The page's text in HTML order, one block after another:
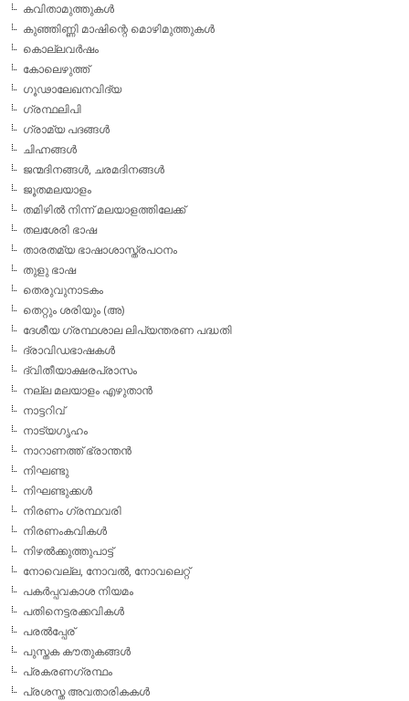
കവിതാമുത്തുകള്‍
കുഞ്ഞിണ്ണി മാഷിന്റെ മൊഴിമുത്തുകള്‍
കൊല്ലവര്‍ഷം
കോലെഴുത്ത്
ഗൂഢാലേഖനവിദ്യ
ഗ്രന്ഥലിപി
ഗ്രാമ്യ പദങ്ങള്‍
ചിഹ്നങ്ങള്‍
ജന്മദിനങ്ങള്‍, ചരമദിനങ്ങള്‍
ജൂതമലയാളം
തമിഴില്‍ നിന്ന് മലയാളത്തിലേക്ക്
തലശേരി ഭാഷ
താരതമ്യ ഭാഷാശാസ്ത്രപഠനം
തുളു ഭാഷ
തെരുവുനാടകം
തെറ്റും ശരിയും (അ)
ദേശീയ ഗ്രന്ഥശാല ലിപ്യന്തരണ പദ്ധതി
ദ്രാവിഡഭാഷകള്‍
ദ്വിതീയാക്ഷരപ്രാസം
നല്ല മലയാളം എഴുതാന്‍
നാട്ടറിവ്
നാട്യഗൃഹം
നാറാണത്ത് ഭ്രാന്തന്‍
നിഘണ്ടു
നിഘണ്ടുക്കള്‍
നിരണം ഗ്രന്ഥവരി
നിരണംകവികള്‍
നിഴല്‍ക്കുത്തുപാട്ട്
നോവെല്ല, നോവല്‍, നോവലെറ്റ്
പകര്‍പ്പവകാശ നിയമം
പതിനെട്ടരക്കവികള്‍
പരല്‍പ്പേര്
പുസ്തക കൗതുകങ്ങള്‍
പ്രകരണഗ്രന്ഥം
പ്രശസ്ത അവതാരികകള്‍